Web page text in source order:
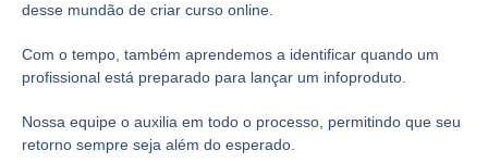
desse mundão de criar curso online.
Com o tempo, também aprendemos a identificar quando um
profissional está preparado para lançar um infoproduto.
Nossa equipe o auxilia em todo o processo, permitindo que seu
retorno sempre seja além do esperado.